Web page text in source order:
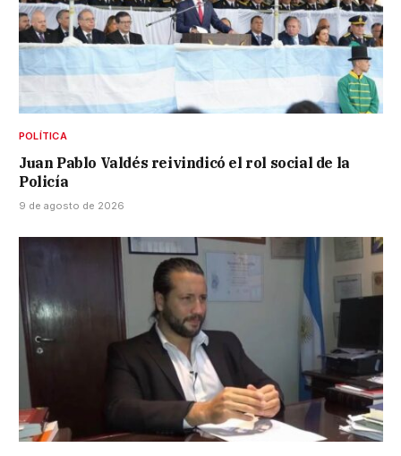
POLÍTICA
Juan Pablo Valdés reivindicó el rol social de la
Policía
9 de agosto de 2026